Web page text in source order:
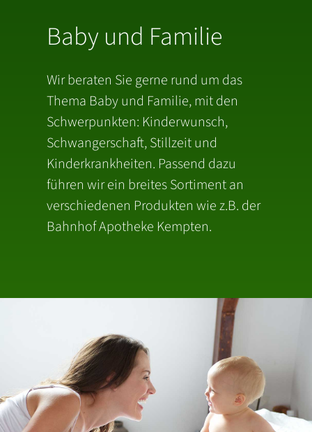
Baby und Familie
Wir beraten Sie gerne rund um das
Thema Baby und Familie, mit den
Schwerpunkten: Kinderwunsch,
Schwangerschaft, Stillzeit und
Kinderkrankheiten. Passend dazu
führen wir ein breites Sortiment an
verschiedenen Produkten wie z.B. der
Bahnhof Apotheke Kempten.